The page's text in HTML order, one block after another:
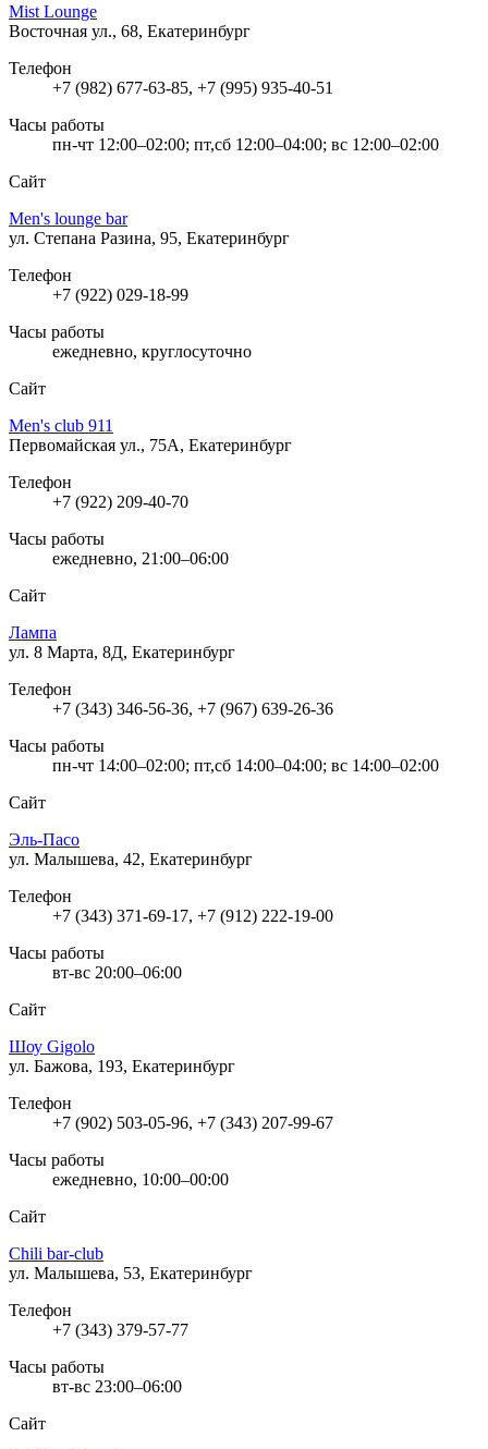
Mist Lounge
Восточная ул., 68, Екатеринбург
Телефон
+7 (982) 677-63-85, +7 (995) 935-40-51
Часы работы
пн-чт 12:00–02:00; пт,сб 12:00–04:00; вс 12:00–02:00
Сайт
Men's lounge bar
ул. Степана Разина, 95, Екатеринбург
Телефон
+7 (922) 029-18-99
Часы работы
ежедневно, круглосуточно
Сайт
Men's club 911
Первомайская ул., 75А, Екатеринбург
Телефон
+7 (922) 209-40-70
Часы работы
ежедневно, 21:00–06:00
Сайт
Лампа
ул. 8 Марта, 8Д, Екатеринбург
Телефон
+7 (343) 346-56-36, +7 (967) 639-26-36
Часы работы
пн-чт 14:00–02:00; пт,сб 14:00–04:00; вс 14:00–02:00
Сайт
Эль-Пасо
ул. Малышева, 42, Екатеринбург
Телефон
+7 (343) 371-69-17, +7 (912) 222-19-00
Часы работы
вт-вс 20:00–06:00
Сайт
Шоу Gigolo
ул. Бажова, 193, Екатеринбург
Телефон
+7 (902) 503-05-96, +7 (343) 207-99-67
Часы работы
ежедневно, 10:00–00:00
Сайт
Chili bar-club
ул. Малышева, 53, Екатеринбург
Телефон
+7 (343) 379-57-77
Часы работы
вт-вс 23:00–06:00
Сайт